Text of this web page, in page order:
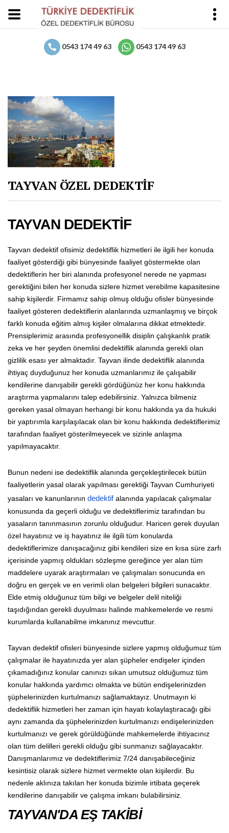
0543 174 49 63 0543 174 49 63
TAYVAN ÖZEL DEDEKTİF
TAYVAN DEDEKTİF
Tayvan dedektif ofisimiz dedektiflik hizmetleri ile ilgili her konuda
faaliyet gösterdiği gibi bünyesinde faaliyet göstermekte olan
dedektiflerin her biri alanında profesyonel nerede ne yapması
gerektiğini bilen her konuda sizlere hizmet verebilme kapasitesine
sahip kişilerdir. Firmamız sahip olmuş olduğu ofisler bünyesinde
faaliyet gösteren dedektiflerin alanlarında uzmanlaşmış ve birçok
farklı konuda eğitim almış kişiler olmalarına dikkat etmektedir.
Prensiplerimiz arasında profesyonellik disiplin çalışkanlık pratik
zeka ve her şeyden önemlisi dedektiflik alanında gerekli olan
gizlilik esası yer almaktadır. Tayvan ilinde dedektiflik alanında
ihtiyaç duyduğunuz her konuda uzmanlarımız ile çalışabilir
kendilerine danışabilir gerekli gördüğünüz her konu hakkında
araştırma yapmalarını talep edebilirsiniz. Yalnızca bilmeniz
gereken yasal olmayan herhangi bir konu hakkında ya da hukuki
bir yaptırımla karşılaşılacak olan bir konu hakkında dedektiflerimiz
tarafından faaliyet gösterilmeyecek ve sizinle anlaşma
yapılmayacaktır.
Bunun nedeni ise dedektiflik alanında gerçekleştirilecek bütün
faaliyetlerin yasal olarak yapılması gerektiği Tayvan Cumhuriyeti
yasaları ve kanunlarının dedektifalanında yapılacak çalışmalar
konusunda da geçerli olduğu ve dedektiflerimiz tarafından bu
yasaların tanınmasının zorunlu olduğudur. Haricen gerek duyulan
özel hayatınız ve iş hayatınız ile ilgili tüm konularda
dedektiflerimize danışacağınız gibi kendileri size en kısa süre zarfı
içerisinde yapmış oldukları sözleşme gereğince yer alan tüm
maddelere uyarak araştırmaları ve çalışmaları sonucunda en
doğru en gerçek ve en verimli olan belgeleri bilgileri sunacaktır.
Elde etmiş olduğunuz tüm bilgi ve belgeler delil niteliği
taşıdığından gerekli duyulması halinde mahkemelerde ve resmi
kurumlarda kullanabilme imkanınız mevcuttur.
Tayvan dedektif ofisleri bünyesinde sizlere yapmış olduğumuz tüm
çalışmalar ile hayatınızda yer alan şüpheler endişeler içinden
çıkamadığınız konular canınızı sıkan umutsuz olduğumuz tüm
konular hakkında yardımcı olmakta ve bütün endişelerinizden
şüphelerinizden kurtulmanızı sağlamaktayız. Unutmayın ki
dedektiflik hizmetleri her zaman için hayatı kolaylaştıracağı gibi
aynı zamanda da şüphelerinizden kurtulmanızı endişelerinizden
kurtulmanızı ve gerek görüldüğünde mahkemelerde ihtiyacınız
olan tüm delilleri gerekli olduğu gibi sunmanızı sağlayacaktır.
Danışmanlarımız ve dedektiflerimiz 7/24 danışabileceğiniz
kesintisiz olarak sizlere hizmet vermekte olan kişilerdir. Bu
nedenle aklınıza takılan her konuda bizimle irtibata geçerek
kendilerine danışabilir ve çalışma imkanı bulabilirsiniz.
TAYVAN'DA EŞ TAKİBİ